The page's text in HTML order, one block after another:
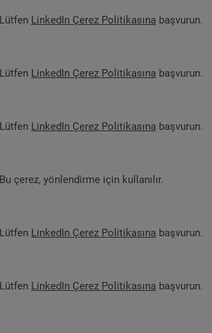
Lütfen LinkedIn Çerez Politikasına başvurun.
Lütfen LinkedIn Çerez Politikasına başvurun.
Lütfen LinkedIn Çerez Politikasına başvurun.
Bu çerez, yönlendirme için kullanılır.
Lütfen LinkedIn Çerez Politikasına başvurun.
Lütfen LinkedIn Çerez Politikasına başvurun.